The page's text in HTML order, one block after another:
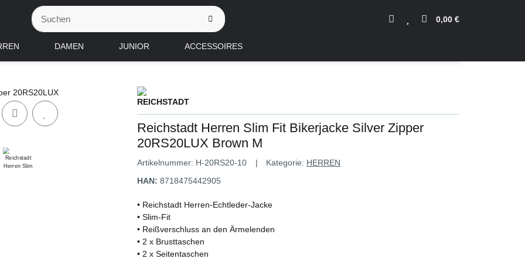
0,00 €
DAMEN JUNIOR ACCESSOIRES
Reichstadt Herren Slim Fit Bikerjacke Silver Zipper
20RS20LUX Brown M
Artikelnummer: H-20RS20-10 Kategorie: HERREN
HAN: 8718475442905
• Reichstadt Herren-Echtleder-Jacke
• Slim-Fit
• Reißverschluss an den Ärmelenden
• 2 x Brusttaschen
• 2 x Seitentaschen